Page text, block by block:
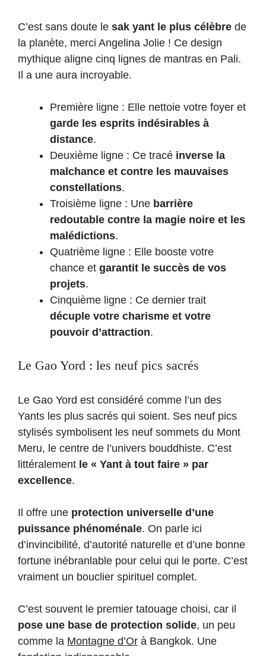
C’est sans doute le sak yant le plus célèbre de
la planète, merci Angelina Jolie ! Ce design
mythique aligne cinq lignes de mantras en Pali.
Il a une aura incroyable.
Première ligne : Elle nettoie votre foyer et
garde les esprits indésirables à
distance.
Deuxième ligne : Ce tracé inverse la
malchance et contre les mauvaises
constellations.
Troisième ligne : Une barrière
redoutable contre la magie noire et les
malédictions.
Quatrième ligne : Elle booste votre
chance et garantit le succès de vos
projets.
Cinquième ligne : Ce dernier trait
décuple votre charisme et votre
pouvoir d’attraction.
Le Gao Yord : les neuf pics sacrés
Le Gao Yord est considéré comme l’un des
Yants les plus sacrés qui soient. Ses neuf pics
stylisés symbolisent les neuf sommets du Mont
Meru, le centre de l’univers bouddhiste. C’est
littéralement le « Yant à tout faire » par
excellence.
Il offre une protection universelle d’une
puissance phénoménale. On parle ici
d’invincibilité, d’autorité naturelle et d’une bonne
fortune inébranlable pour celui qui le porte. C’est
vraiment un bouclier spirituel complet.
C’est souvent le premier tatouage choisi, car il
pose une base de protection solide, un peu
comme la Montagne d’Or à Bangkok. Une